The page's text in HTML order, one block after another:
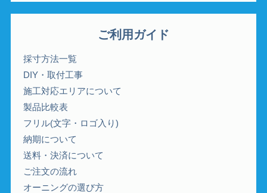
ご利用ガイド
採寸方法一覧
DIY・取付工事
施工対応エリアについて
製品比較表
フリル(文字・ロゴ入り)
納期について
送料・決済について
ご注文の流れ
オーニングの選び方